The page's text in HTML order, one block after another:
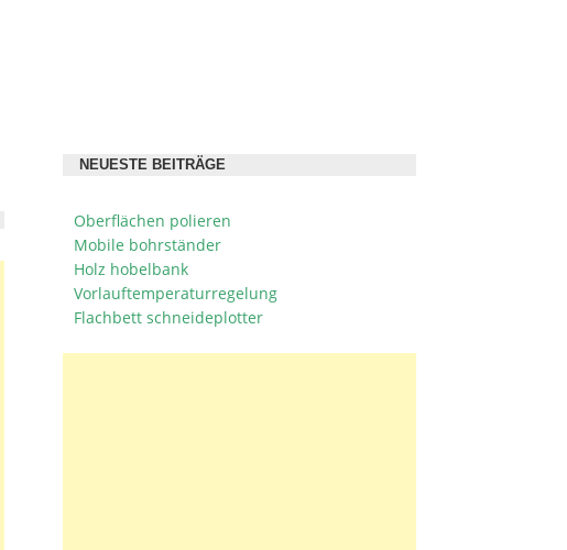
NEUESTE BEITRÄGE
Oberflächen polieren
Mobile bohrständer
Holz hobelbank
Vorlauftemperaturregelung
Flachbett schneideplotter